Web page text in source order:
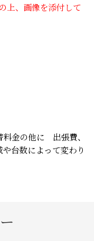
上、画像を添付して
金の他に 出張費、
台数によって変わり